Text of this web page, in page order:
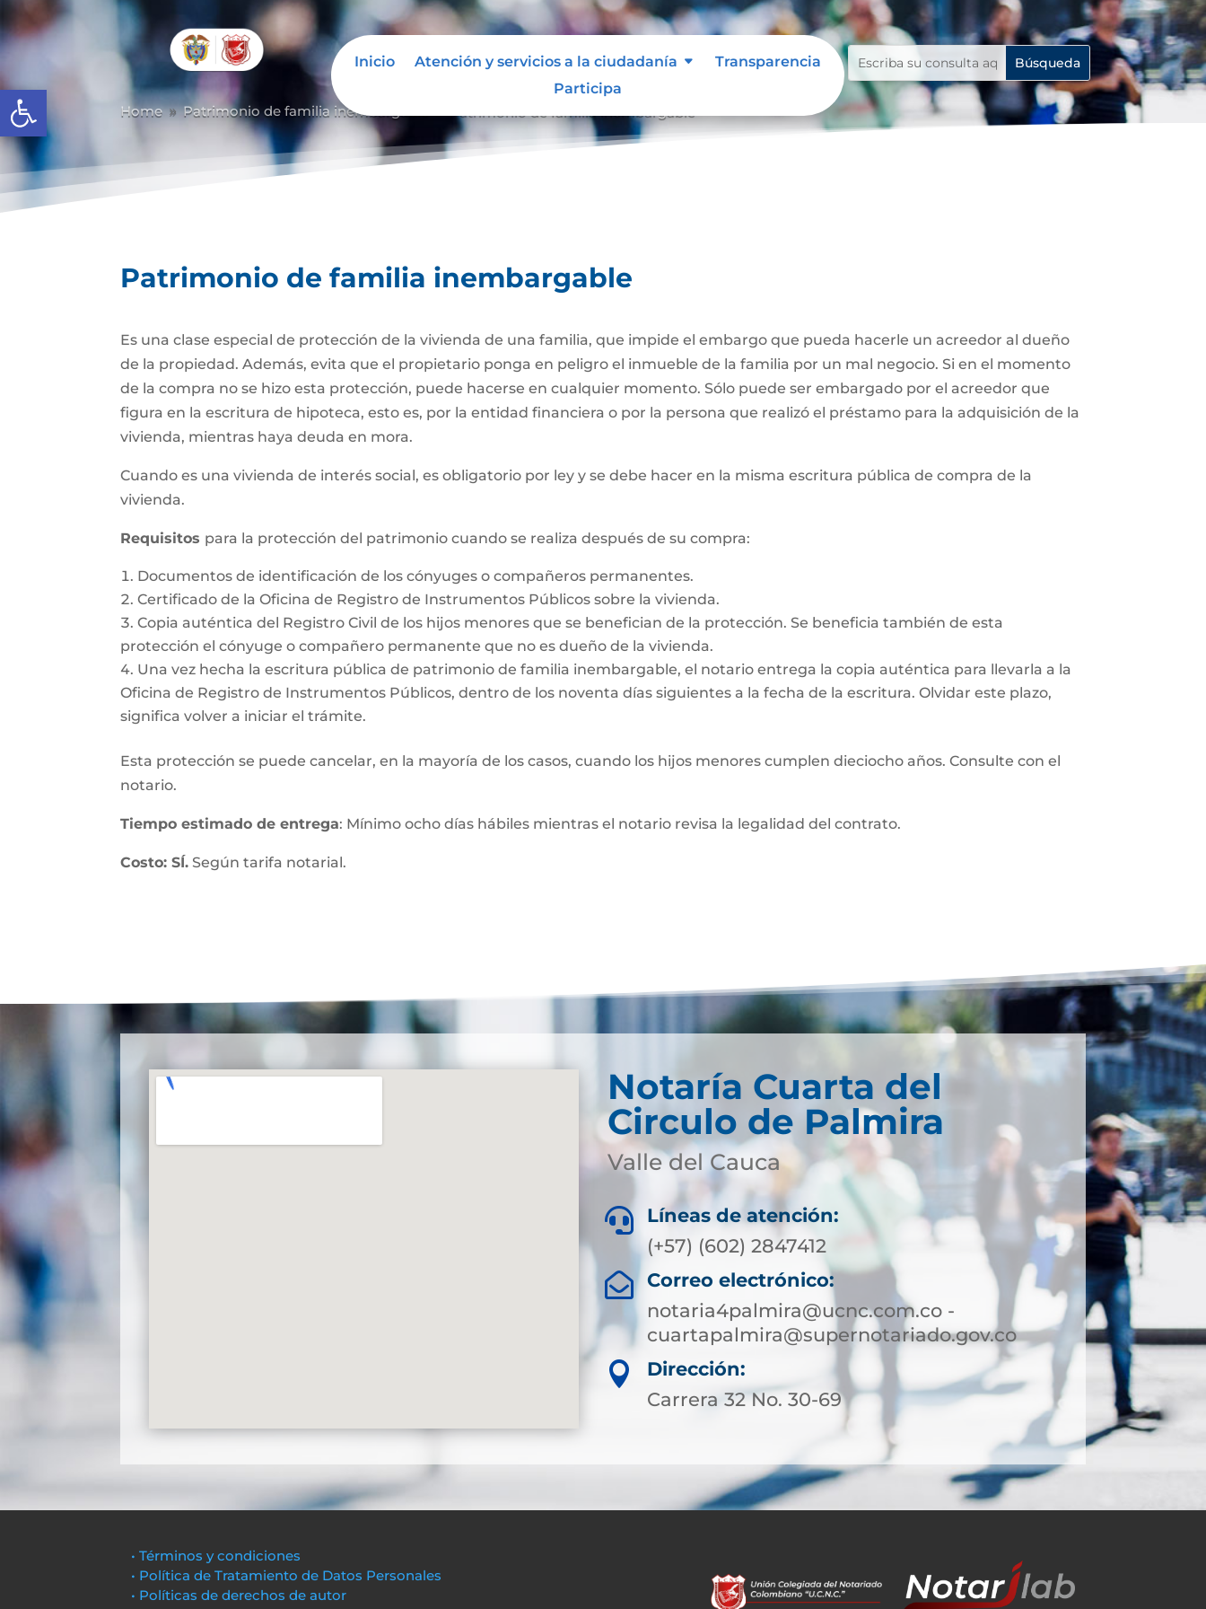
Abrir barra de herramientas
Inicio Atención y servicios a la ciudadanía
Transparencia
Participa
Home 9 Patrimonio de familia inembargable
Patrimonio de familia inembargable
Es una clase especial de protección de la vivienda de una familia, que impide el embargo que pueda hacerle un acreedor al dueño
de la propiedad. Además, evita que el propietario ponga en peligro el inmueble de la familia por un mal negocio. Si en el momento
de la compra no se hizo esta protección, puede hacerse en cualquier momento. Sólo puede ser embargado por el acreedor que
figura en la escritura de hipoteca, esto es, por la entidad financiera o por la persona que realizó el préstamo para la adquisición de la
vivienda, mientras haya deuda en mora.
Cuando es una vivienda de interés social, es obligatorio por ley y se debe hacer en la misma escritura pública de compra de la
vivienda.
Requisitos para la protección del patrimonio cuando se realiza después de su compra:
Documentos de identificación de los cónyuges o compañeros permanentes.
Certificado de la Oficina de Registro de Instrumentos Públicos sobre la vivienda.
Copia auténtica del Registro Civil de los hijos menores que se benefician de la protección. Se beneficia también de esta
protección el cónyuge o compañero permanente que no es dueño de la vivienda.
Una vez hecha la escritura pública de patrimonio de familia inembargable, el notario entrega la copia auténtica para llevarla a la
Oficina de Registro de Instrumentos Públicos, dentro de los noventa días siguientes a la fecha de la escritura. Olvidar este plazo,
significa volver a iniciar el trámite.
Esta protección se puede cancelar, en la mayoría de los casos, cuando los hijos menores cumplen dieciocho años. Consulte con el
notario.
Tiempo estimado de entrega: Mínimo ocho días hábiles mientras el notario revisa la legalidad del contrato.
Costo: SÍ. Según tarifa notarial.
Notaría Cuarta del
Circulo de Palmira
Valle del Cauca

Líneas de atención:
(+57) (602) 2847412

Correo electrónico:
notaria4palmira@ucnc.com.co -
cuartapalmira@supernotariado.gov.co

Dirección:
Carrera 32 No. 30-69
• Términos y condiciones
• Política de Tratamiento de Datos Personales
• Políticas de derechos de autor